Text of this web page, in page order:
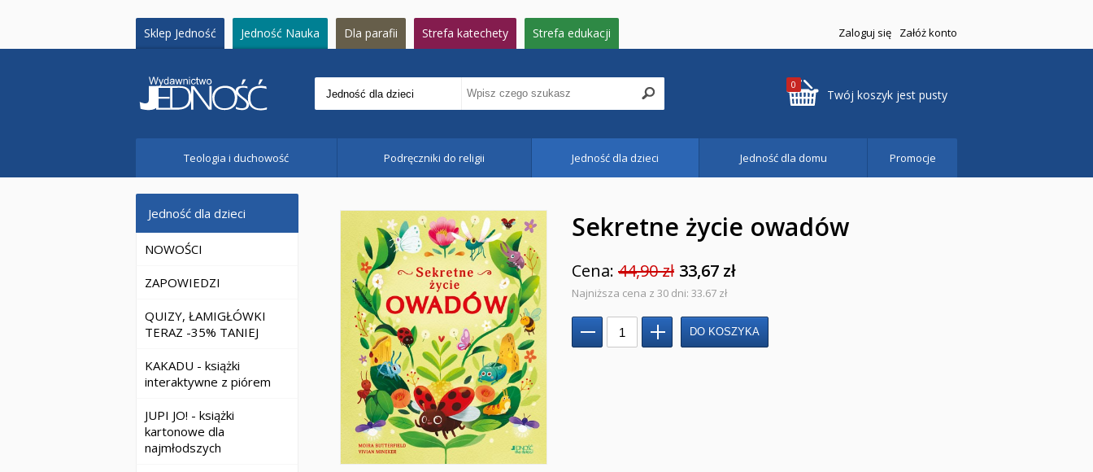
Sklep Jedność Jedność Nauka Dla parafii Strefa katechety Strefa edukacji Zaloguj się Załóż konto
0
Twój koszyk jest pusty
Teologia i duchowość Podręczniki do religii Jedność dla dzieci Jedność dla domu Promocje
Jedność dla dzieci
NOWOŚCI
ZAPOWIEDZI
QUIZY, ŁAMIGŁÓWKI
TERAZ -35% TANIEJ
KAKADU - książki
interaktywne z piórem
JUPI JO! - książki
kartonowe dla
najmłodszych
Sekretne życie owadów
Cena: 44,90 zł 33,67 zł
Najniższa cena z 30 dni: 33.67 zł